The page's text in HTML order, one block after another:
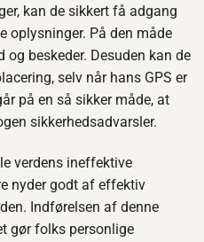
kan de sikkert få adgang
oplysninger. På den måde
beskeder. Desuden kan de
selv når hans GPS er
på en så sikker måde, at
sikkerhedsadvarsler.
verdens ineffektive
nyder godt af effektiv
Indførelsen af denne
gør folks personlige